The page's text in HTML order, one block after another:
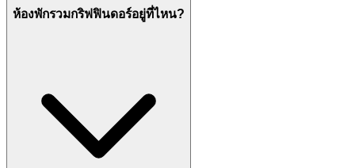
ห้องพักรวมกริฟฟินดอร์อยู่ที่ไหน?